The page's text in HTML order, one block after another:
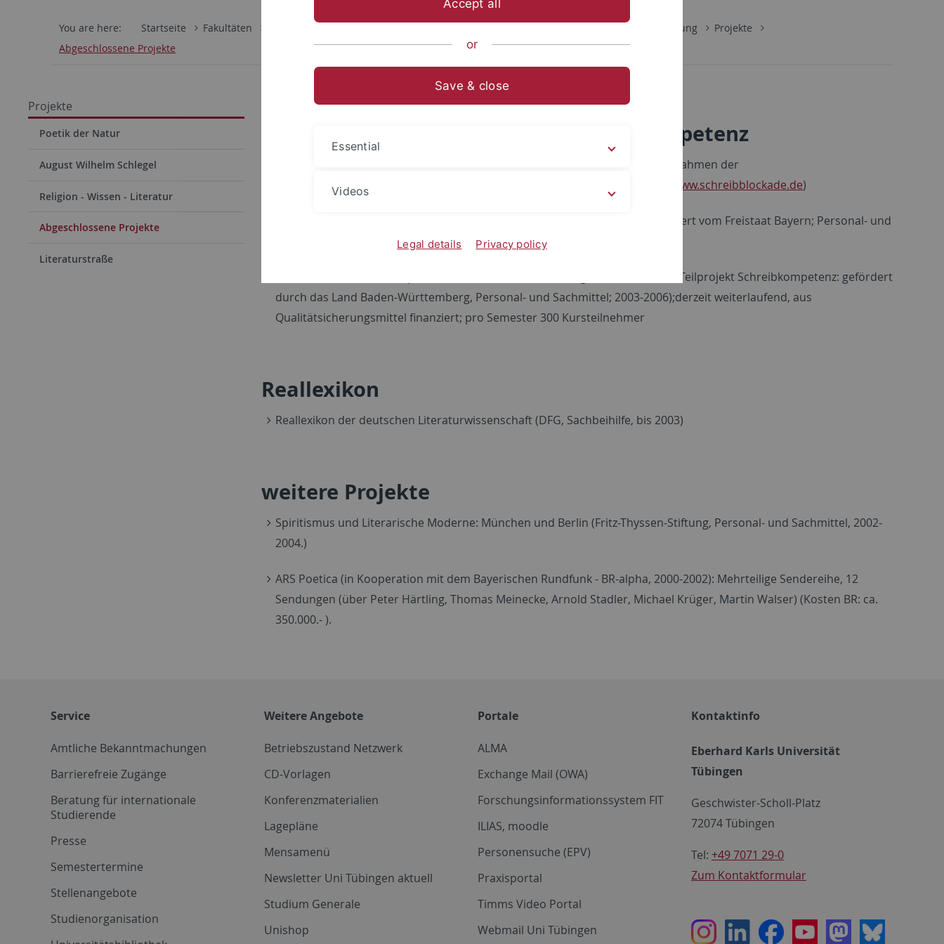
You are here: Startseite Fakultäten Forschung
Projekte
Abgeschlossene Projekte
Projekte
Poetik der Natur
August Wilhelm Schlegel
Religion - Wissen - Literatur
Abgeschlossene Projekte
Literaturstraße
Abgeschlossene Projekte
Virtuelle Rhetorik: Schreib- und Redekompetenz
Modellprojekt in der Pilotphase der Virtuellen Hochschule Bayern (VHB) im Rahmen der
School of Key Qualifications (Volumen 76.000 ; seit Sommersemester 2000:
www.schreibblockade.de)
Angewandte Rhetorik - Redekompetenz (Virtuelle Hochschule Bayern, gefördert vom Freistaat Bayern; Personal- und
Virtuelle Rhetorik (in Kooperation mit dem Seminar für allgemeine Rhetorik; Teilprojekt Schreibkompetenz: gefördert
durch das Land Baden-Württemberg, Personal- und Sachmittel; 2003-2006);derzeit weiterlaufend, aus
Qualitätsicherungsmittel finanziert; pro Semester 300 Kursteilnehmer
Reallexikon
Reallexikon der deutschen Literaturwissenschaft (DFG, Sachbeihilfe, bis 2003)
weitere Projekte
Spiritismus und Literarische Moderne: München und Berlin (Fritz-Thyssen-Stiftung, Personal- und Sachmittel, 2002-
2004.)
ARS Poetica (in Kooperation mit dem Bayerischen Rundfunk - BR-alpha, 2000-2002): Mehrteilige Sendereihe, 12
Sendungen (über Peter Härtling, Thomas Meinecke, Arnold Stadler, Michael Krüger, Martin Walser) (Kosten BR: ca.
350.000.- ).
Service
Amtliche Bekanntmachungen
Barrierefreie Zugänge
Beratung für internationale
Studierende
Presse
Semestertermine
Stellenangebote
Studienorganisation
Weitere Angebote
Betriebszustand Netzwerk
CD-Vorlagen
Konferenzmaterialien
Lagepläne
Mensamenü
Newsletter Uni Tübingen aktuell
Studium Generale
Unishop
Portale
ALMA
Exchange Mail (OWA)
Forschungsinformationssystem FIT
ILIAS, moodle
Personensuche (EPV)
Praxisportal
Timms Video Portal
Webmail Uni Tübingen
Kontaktinfo
Eberhard Karls Universität
Tübingen
Geschwister-Scholl-Platz
72074 Tübingen
Tel: +49 7071 29-0
Zum Kontaktformular
InstagramLinkedInFacebookYoutubeMastodon
Bluesky
Accept all
or
Save & close
Essential
Videos
Legal details Privacy policy